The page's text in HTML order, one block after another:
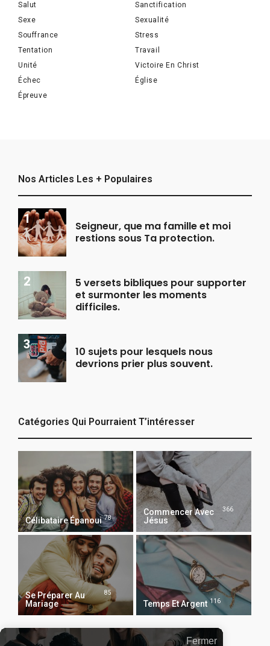
Salut
Sanctification
Sexe
Sexualité
Souffrance
Stress
Tentation
Travail
Unité
Victoire En Christ
Échec
Église
Épreuve
Nos Articles Les + Populaires
Seigneur, que ma famille et moi
restions sous Ta protection.
5 versets bibliques pour supporter
et surmonter les moments
difficiles.
10 sujets pour lesquels nous
devrions prier plus souvent.
Catégories Qui Pourraient T’intéresser
Célibataire Épanoui 78
Commencer Avec
Jésus
366
Se Préparer Au
Mariage
85
Temps Et Argent 116
Fermer